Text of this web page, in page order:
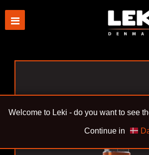
Welcome to Leki - do you want to see
Continue in